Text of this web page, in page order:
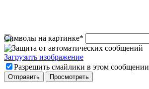
Символы на картинке*
Загрузить изображение
Разрешить смайлики в этом сообщении